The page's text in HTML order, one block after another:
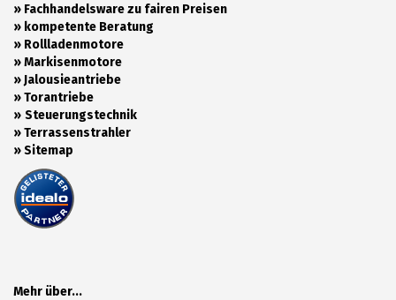
» Fachhandelsware zu fairen Preisen
» kompetente Beratung
» Rollladenmotore
»Markisenmotore
»Jalousieantriebe
»Torantriebe
» Steuerungstechnik
»Terrassenstrahler
»Sitemap
Mehr über...